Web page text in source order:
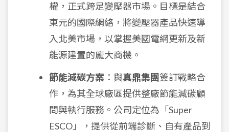
權，正式跨足變壓器市場。目標是結合
東元的國際網絡，將變壓器產品快速導
入北美市場，以掌握美國電網更新及新
能源建置的龐大商機。
節能減碳方案 ：與真鼎集團簽訂戰略合
作，為其全球廠區提供整廠節能減碳顧
問與執行服務。公司定位為「Super
ESCO」，提供從前端診斷、自有產品到